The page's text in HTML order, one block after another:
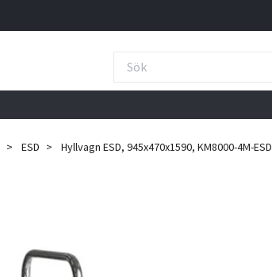
ESD Hyllvagn ESD, 945x470x1590, KM8000-4M-ESD